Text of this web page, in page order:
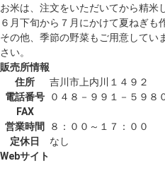
お米は、注文をいただいてから精米
６月下旬から７月にかけて夏ねぎも
その他、季節の野菜もご用意してい
さい。
販売所情報
住所
吉川市上内川１４９２
電話番号
０４８－９９１－５９８
FAX
営業時間
８：００～１７：００
定休日
なし
Webサイト